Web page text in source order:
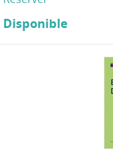
Disponible